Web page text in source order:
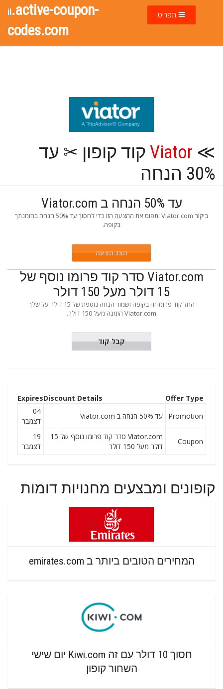
il.active-coupon-
codes.com
תפריט
≫
Viator קוד קופון ✂ עד
30% הנחה
עד 50% הנחה ב Viator.com
ביקור Viator.com ותפוס את ההצעה הזו כדי לחסוך עד 50% הנחה בהזמנתך
בקופה.
הצג הצעה
Viator.com סדר קוד פרומו נוסף של
15 דולר מעל 150 דולר
החל קוד פרומו זה בקופה ושמור הנחה נוספת של 15 דולר על שלך
Viator.com הזמנה מעל 150 דולר.
OUPON15קבל קוד
Offer Type
Discount Details
Expires
Promotion
עד 50% הנחה ב Viator.com
04
דצמבר
Coupon
Viator.com סדר קוד פרומו נוסף של 15
דולר מעל 150 דולר
19
דצמבר
קופונים ומבצעים מחנויות דומות
המחירים הטובים ביותר ב emirates.com
חסוך 10 דולר עם זה Kiwi.com יום שישי
השחור קופון